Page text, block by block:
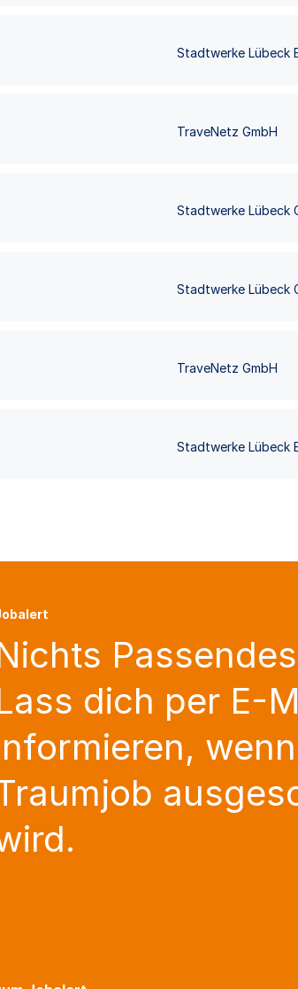
Stadtwerke Lübeck
TraveNetz GmbH
Stadtwerke Lübeck
Stadtwerke Lübeck
TraveNetz GmbH
Stadtwerke Lübeck
dich per E-